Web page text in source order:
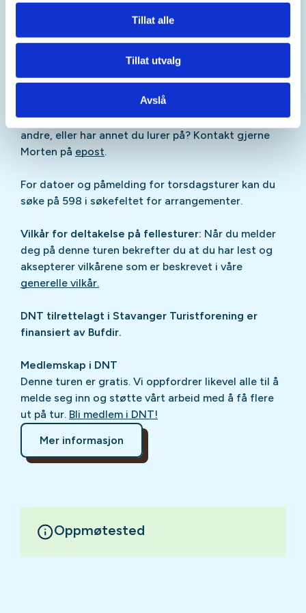
Tillat alle
Tillat utvalg
Avslå
Oppmøte utenfor låven kl 1750
Vi avslutter turåret med julegrøt, bildekavalkade fra
påmelding om det er noen hensyn vi må ta
angående maten (allergier).
Lurer du på om denne turen passer for deg eller
andre, eller har annet du lurer på? Kontakt gjerne
Morten på epost.
For datoer og påmelding for torsdagsturer kan du
søke på 598 i søkefeltet for arrangementer.
Vilkår for deltakelse på fellesturer: Når du melder
deg på denne turen bekrefter du at du har lest og
aksepterer vilkårene som er beskrevet i våre
generelle vilkår.
DNT tilrettelagt i Stavanger Turistforening er
finansiert av Bufdir.
Medlemskap i DNT
Denne turen er gratis. Vi oppfordrer likevel alle til å
melde seg inn og støtte vårt arbeid med å få flere
ut på tur. Bli medlem i DNT!
Mer informasjon
Oppmøtested